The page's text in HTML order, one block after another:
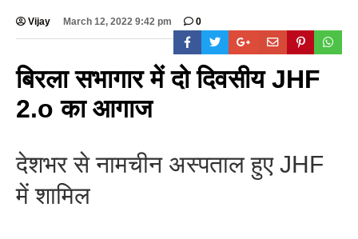
Vijay March 12, 2022 9:42 pm 0
बिरला सभागार में दो दिवसीय JHF
2.o का आगाज
देशभर से नामचीन अस्पताल हुए JHF
में शामिल